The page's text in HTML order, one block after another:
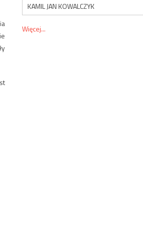
KAMIL JAN KOWALCZYK
Więcej...